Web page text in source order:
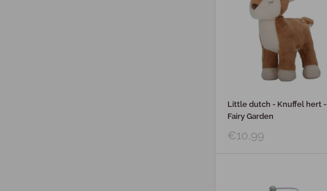
Little dutch - Knuffel hert -
Fairy Garden
€10,99